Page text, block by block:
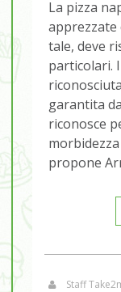
La pizza
apprezzate
tale, deve
particolari.
garantita
riconosce
propone
Staff